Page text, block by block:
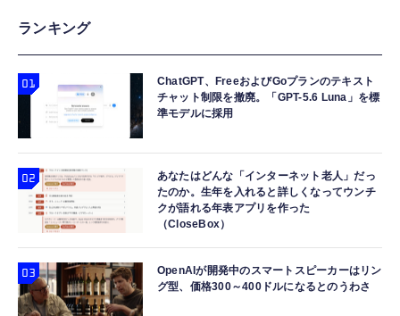
ランキング
ChatGPT、FreeおよびGoプランのテキスト
チャット制限を撤廃。「GPT-5.6 Luna」を標
準モデルに採用
あなたはどんな「インターネット老人」だっ
たのか。生年を入れると詳しくなってウンチ
クが語れる年表アプリを作った
（CloseBox）
OpenAIが開発中のスマートスピーカーはリン
グ型、価格300～400ドルになるとのうわさ